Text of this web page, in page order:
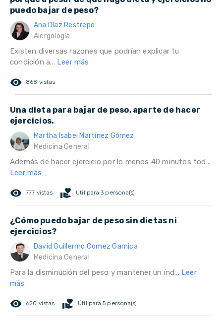
puedo bajar de peso?
Ana Díaz Restrepo
Alergología
Existen diversas razones que podrían explicar tu
condición a... Leer más
remove_red_eye 868 vistas
Una dieta para bajar de peso, aparte de hacer
ejercicios.
Martha Isabel Martínez Gómez
Medicina General
Además de hacer ejercicio por lo menos 40 minutos tod...
Leer más
remove_red_eye 777 vistas volunteer_activism Útil para 3 persona(s)
¿Cómo puedo bajar de peso sin dietas ni
ejercicios?
David Guillermo Gomez Garnica
Medicina General
Para la disminución del peso y mantener un índ... Leer
más
remove_red_eye 620 vistas volunteer_activism Útil para 5 persona(s)